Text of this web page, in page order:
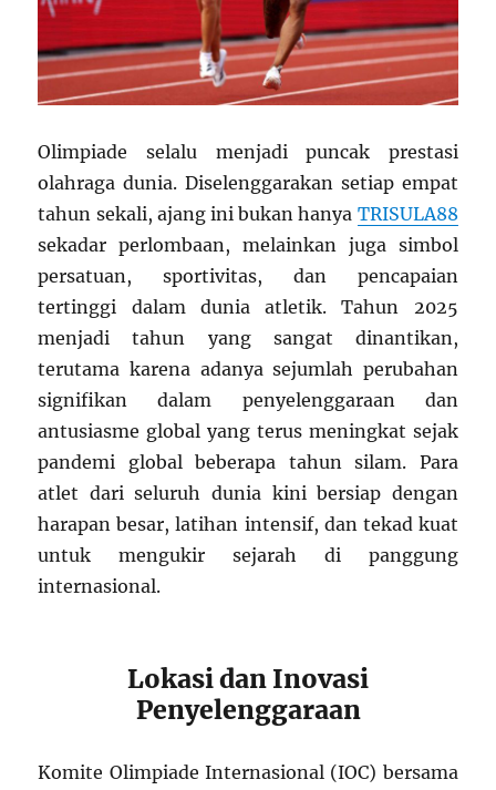
Olimpiade selalu menjadi puncak prestasi
olahraga dunia. Diselenggarakan setiap empat
tahun sekali, ajang ini bukan hanya TRISULA88
sekadar perlombaan, melainkan juga simbol
persatuan, sportivitas, dan pencapaian
tertinggi dalam dunia atletik. Tahun 2025
menjadi tahun yang sangat dinantikan,
terutama karena adanya sejumlah perubahan
signifikan dalam penyelenggaraan dan
antusiasme global yang terus meningkat sejak
pandemi global beberapa tahun silam. Para
atlet dari seluruh dunia kini bersiap dengan
harapan besar, latihan intensif, dan tekad kuat
untuk mengukir sejarah di panggung
internasional.
Lokasi dan Inovasi
Penyelenggaraan
Komite Olimpiade Internasional (IOC) bersama